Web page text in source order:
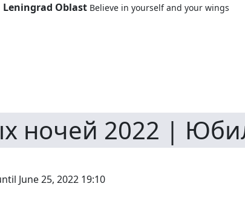
Oblast Believe in yourself and your wings
ночей 2022 |
June 25, 2022 19:10